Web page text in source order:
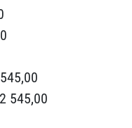
545,00